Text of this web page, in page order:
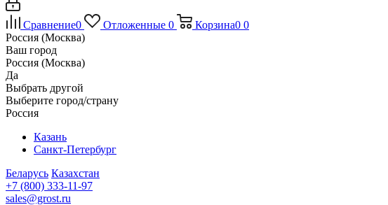
Сравнение0 Отложенные 0 Корзина0 0
Россия (Москва)
Ваш город
Россия (Москва)
Да
Выбрать другой
Выберите город/страну
Россия
Казань
Санкт-Петербург
Беларусь Казахстан
+7 (800) 333-11-97
sales@grost.ru